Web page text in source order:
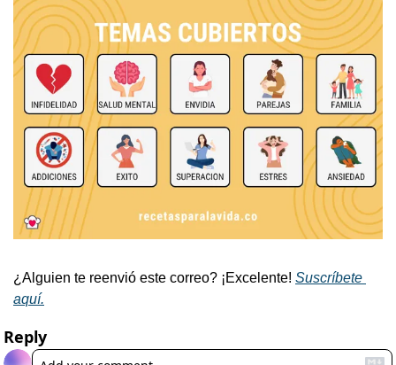
¿Alguien te reenvió este correo? ¡Excelente! Suscríbete
aquí.
Reply